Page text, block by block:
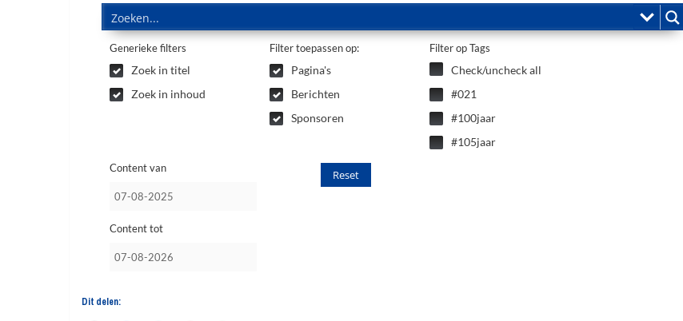
Generieke filters
Zoek in titel
Zoek in inhoud
Filter toepassen op:
Pagina's
Berichten
Sponsoren
Filter op Tags
Check/uncheck all
#021
#100jaar
#105jaar
Content van
Content tot
Reset
Dit delen: